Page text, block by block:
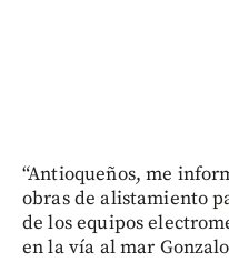
“Antioqueños, me
obras de alistamiento
de los equipos
en la vía al mar